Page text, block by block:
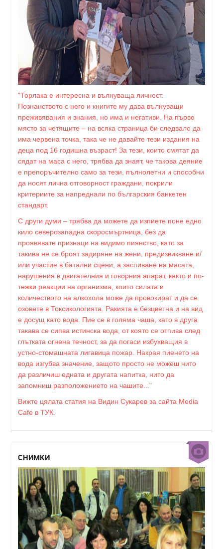
"Торлака е интересна и вълнуваща личност.
Познанството с него и книгите му дава вълнуващи
преживявания и знания, но има и негативи. На първо
място за четящите – на всяка страница би следвало да
има червена точка, така че не давайте тези издания на
деца под 16 годишна възраст! За тези, които смятат да
сядат на маса с него, трябва да знаят, че такова деяние
е препоръчително само за тези, пълнолетни и способни
да носят лична отговорност граждани, покрили
критериите за напреднали по българския банкетен
стандарт.
С други думи – трябва да можете да изпиете поне едно
кило северозападна скоросмъртница, без да
проявявате признаци на видимо пиянство, като за
такива не се броят задиряне на жени, предизвикване и/
или участие в батални сцени, а заспиване на масата,
нарушения в двигателния и говорния апарат, както и по-
тежки реакции на организма, които силата и
количеството на алкохола може да провокират и да се
озовете в Токсикологията. Ракията е безцветна и на вид
е досущ като вода. Пие се в голяма чаша, като в друга
такава се сипва истинска вода, от която се отпива след
глътката огнена течност, за да погаси избухващия в
устно-стомашната лигавица пожар. Накрая пиенето на
вода изгубва значение, защото просто не можеш нито
да различиш едната и другата напитка, нито да
запомниш разположението на чашите..."
Вижте цялата статия на Видин Сукарев за сайта Media
Cafe в ТУК.
СНИМКИ